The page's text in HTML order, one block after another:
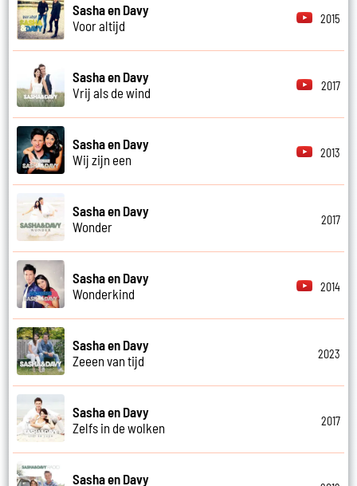
Sasha en Davy
Voor altijd
2015
Sasha en Davy
Vrij als de wind
2017
Sasha en Davy
Wij zijn een
2013
Sasha en Davy
Wonder
2017
Sasha en Davy
Wonderkind
2014
Sasha en Davy
Zeeen van tijd
2023
Sasha en Davy
Zelfs in de wolken
2017
Sasha en Davy